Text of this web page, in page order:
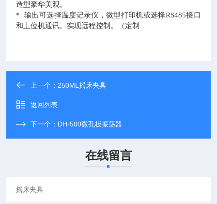
造型豪华美观。
* 输出可选择温度记录仪，微型打印机或选择RS485接口
和上位机通讯。实现远程控制。（定制
上一个： 250ML摇床夹具
返回列表
下一个： DH-500微孔板振荡器
在线留言